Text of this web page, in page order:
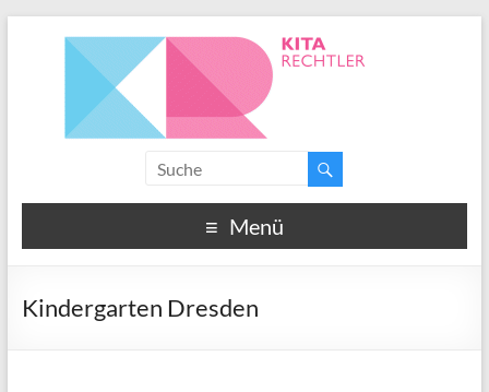
Menü
Kindergarten Dresden